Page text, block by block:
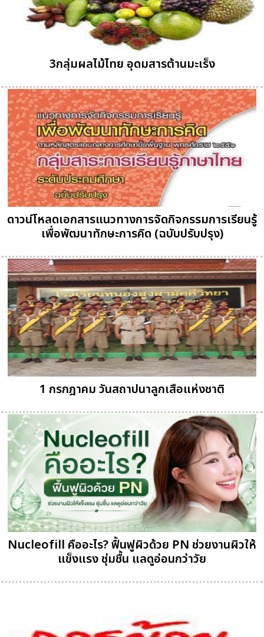
3กลุ่มผลไม้ไทย อุดมสารต้านมะเร็ง
ดาวน์โหลดเอกสารแนวทางการจัดกิจกรรมการเรียนรู้
เพื่อพัฒนาทักษะการคิด (ฉบับปรับปรุง)
1 กรกฎาคม วันสถาปนาลูกเสือแห่งชาติ
Nucleofill คืออะไร? ฟื้นฟูผิวด้วย PN ช่วยงานผิวให้
แข็งแรง ชุ่มชื้น แลดูอ่อนกว่าวัย